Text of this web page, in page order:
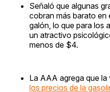
Señaló que algunas
cobran más barato
galón, lo que para los
un atractivo
menos de $4.
La AAA agrega que la
los precios de la